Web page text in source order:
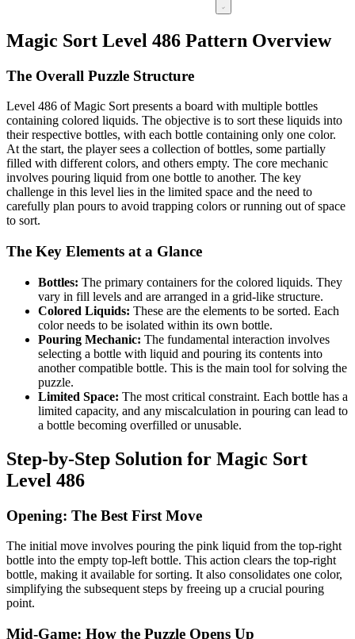
Magic Sort Level 486 Pattern Overview
The Overall Puzzle Structure
Level 486 of Magic Sort presents a board with multiple bottles
containing colored liquids. The objective is to sort these liquids into
their respective bottles, with each bottle containing only one color.
At the start, the player sees a collection of bottles, some partially
filled with different colors, and others empty. The core mechanic
involves pouring liquid from one bottle to another. The key
challenge in this level lies in the limited space and the need to
carefully plan pours to avoid trapping colors or running out of space
to sort.
The Key Elements at a Glance
Bottles: The primary containers for the colored liquids. They
vary in fill levels and are arranged in a grid-like structure.
Colored Liquids: These are the elements to be sorted. Each
color needs to be isolated within its own bottle.
Pouring Mechanic: The fundamental interaction involves
selecting a bottle with liquid and pouring its contents into
another compatible bottle. This is the main tool for solving the
puzzle.
Limited Space: The most critical constraint. Each bottle has a
limited capacity, and any miscalculation in pouring can lead to
a bottle becoming overfilled or unusable.
Step-by-Step Solution for Magic Sort
Level 486
Opening: The Best First Move
The initial move involves pouring the pink liquid from the top-right
bottle into the empty top-left bottle. This action clears the top-right
bottle, making it available for sorting. It also consolidates one color,
simplifying the subsequent steps by freeing up a crucial pouring
point.
Mid-Game: How the Puzzle Opens Up